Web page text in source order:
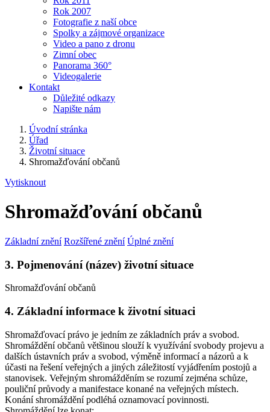
Rok 2007
Fotografie z naší obce
Spolky a zájmové organizace
Video a pano z dronu
Zimní obec
Panorama 360°
Videogalerie
Kontakt
Důležité odkazy
Napište nám
Úvodní stránka
Úřad
Životní situace
Shromažďování občanů
Vytisknout
Shromažďování občanů
Základní znění Rozšířené znění Úplné znění
3. Pojmenování (název) životní situace
Shromažďování občanů
4. Základní informace k životní situaci
Shromažďovací právo je jedním ze základních práv a svobod.
Shromáždění občanů většinou slouží k využívání svobody projevu a
dalších ústavních práv a svobod, výměně informací a názorů a k
účasti na řešení veřejných a jiných záležitostí vyjádřením postojů a
stanovisek. Veřejným shromážděním se rozumí zejména schůze,
pouliční průvody a manifestace konané na veřejných místech.
Konání shromáždění podléhá oznamovací povinnosti.